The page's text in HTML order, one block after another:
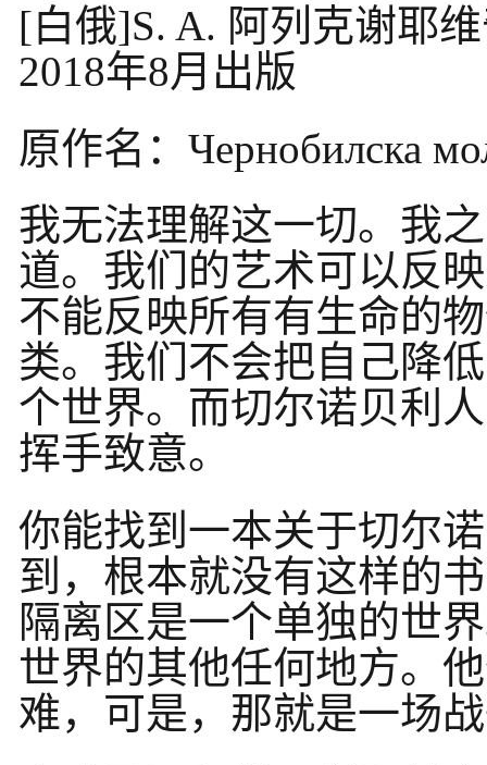
[白俄]S. A. 阿列克谢耶
2018年8月出版
原作名：Чернобилска
我无法理解这一切。我
道。我们的艺术可以反
不能反映所有有生命的
类。我们不会把自己降
个世界。而切尔诺贝利
挥手致意。
你能找到一本关于切尔
到，根本就没有这样的
隔离区是一个单独的世
世界的其他任何地方。
难，可是，那就是一场